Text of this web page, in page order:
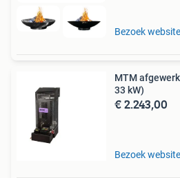
Bezoek website
MTM afgewerkte oliekachel 17-33 (17-
33 kW)
€ 2.243,00
Bezoek website